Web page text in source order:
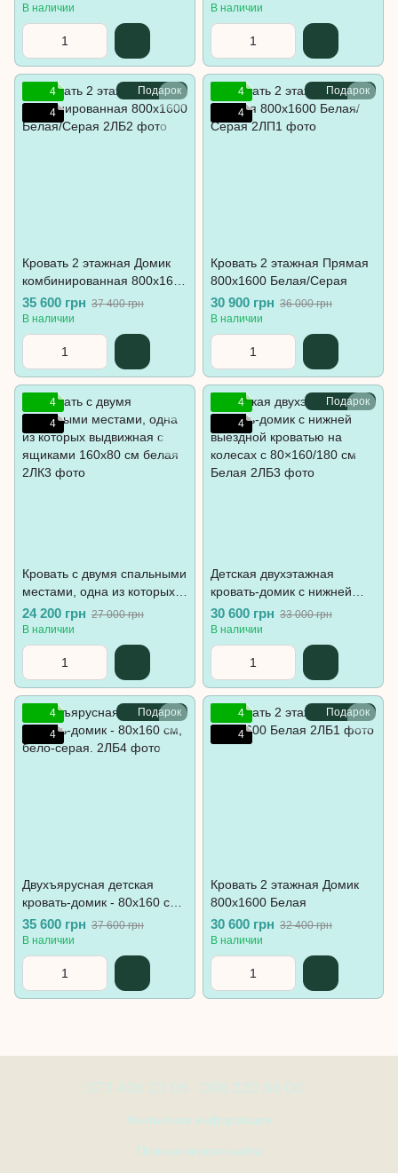
В наличии
В наличии
Подарок
4
4
Кровать 2 этажная Домик
комбинированная 800х1600
Белая/Серая
35 600 грн 37 400 грн
В наличии
Подарок
4
4
Кровать 2 этажная Прямая
800х1600 Белая/Серая
30 900 грн 36 000 грн
В наличии
4
4
Кровать с двумя спальными
местами, одна из которых
выдвижная с ящиками
160х80 см белая
24 200 грн 27 000 грн
В наличии
Подарок
4
4
Детская двухэтажная
кровать-домик с нижней
выездной кроватью на
колесах с 80×160/180 см
Белая
30 600 грн 33 000 грн
В наличии
Подарок
4
4
Двухъярусная детская
кровать-домик - 80x160 см,
бело-серая.
35 600 грн 37 600 грн
В наличии
Подарок
4
4
Кровать 2 этажная Домик
800х1600 Белая
30 600 грн 32 400 грн
В наличии
073 406 23 05 098 220 88 00
Контактная информация
Полная версия сайта